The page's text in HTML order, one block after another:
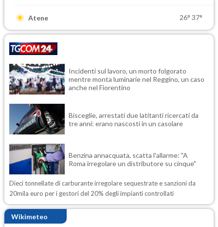
Atene 26° 37°
Incidenti sul lavoro, un morto folgorato
mentre monta luminarie nel Reggino, un caso
anche nel Fiorentino
Bisceglie, arrestati due latitanti ricercati da
tre anni: erano nascosti in un casolare
Benzina annacquata, scatta l'allarme: "A
Roma irregolare un distributore su cinque"
Dieci tonnellate di carburante irregolare sequestrate e sanzioni da
20mila euro per i gestori del 20% degli impianti controllati
Wikimeteo